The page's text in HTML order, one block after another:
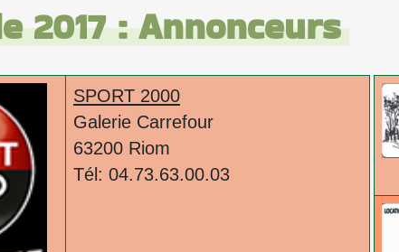
2017 : Annonceurs
SPORT 2000
Galerie Carrefour
63200 Riom
Tél: 04.73.63.00.03